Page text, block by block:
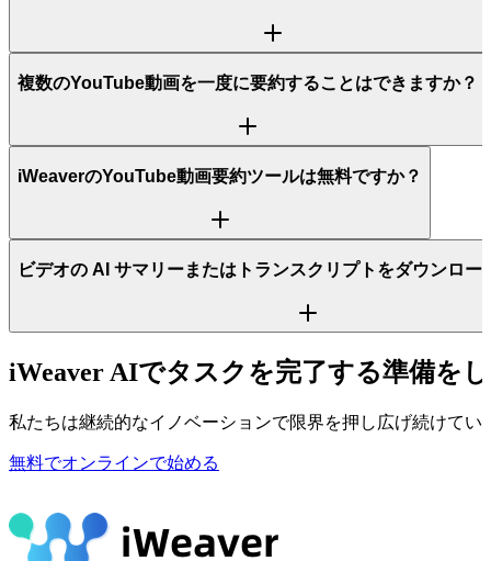
複数のYouTube動画を一度に要約することはできますか？
iWeaverのYouTube動画要約ツールは無料ですか？
ビデオの AI サマリーまたはトランスクリプトをダウンロー
iWeaver AIでタスクを完了する準備を
私たちは継続的なイノベーションで限界を押し広げ続けてい
無料でオンラインで始める